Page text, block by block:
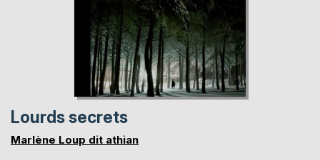
Lourds secrets
Marlène Loup dit athian